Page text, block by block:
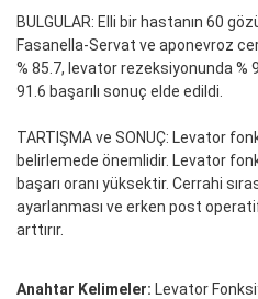
BULGULAR: Elli bir hastanın 60
Fasanella-Servat ve aponevroz
% 85.7, levator rezeksiyonunda %
91.6 başarılı sonuç elde edildi.
TARTIŞMA ve SONUÇ: Levator
belirlemede önemlidir. Levator
başarı oranı yüksektir. Cerrahi
ayarlanması ve erken post
arttırır.
Anahtar Kelimeler: Levator